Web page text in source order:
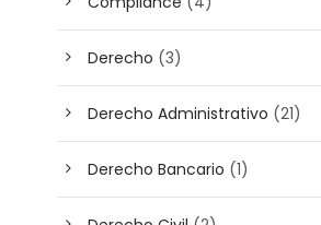
Derecho (3)
Derecho Administrativo (21)
Derecho Bancario (1)